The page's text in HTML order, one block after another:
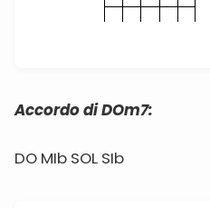
Accordo di DOm7:
DO MIb SOL SIb